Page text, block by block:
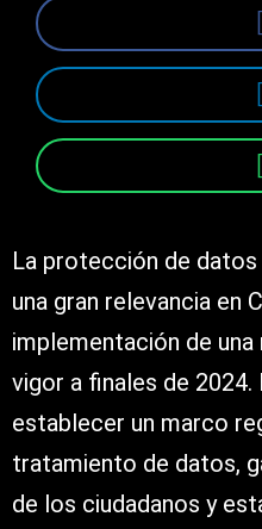
La protección de
una gran relevancia en
implementación de una
vigor a finales de
establecer un marco
tratamiento de datos,
de los ciudadanos y